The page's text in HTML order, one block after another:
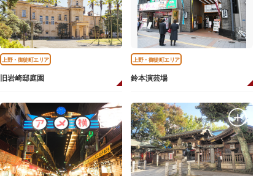
上野・御徒町エリア
旧岩崎邸庭園
上野・御徒町エリア
鈴本演芸場